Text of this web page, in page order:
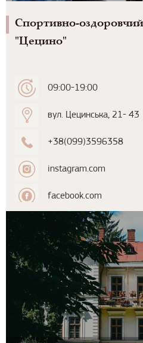
Спортивно-
"Цецино"
09:00-19:00
вул. Цецинська, 21- 43
+38(099)3596358
instagram.com
facebook.com